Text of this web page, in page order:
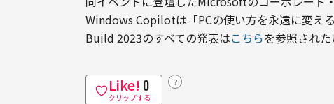
Windows Copilotは「PCの使い方を永遠に変え
Build 2023のすべての発表はこちらを参照された
Like! 0
クリップする
？